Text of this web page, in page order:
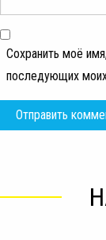
Сохранить моё
последующих